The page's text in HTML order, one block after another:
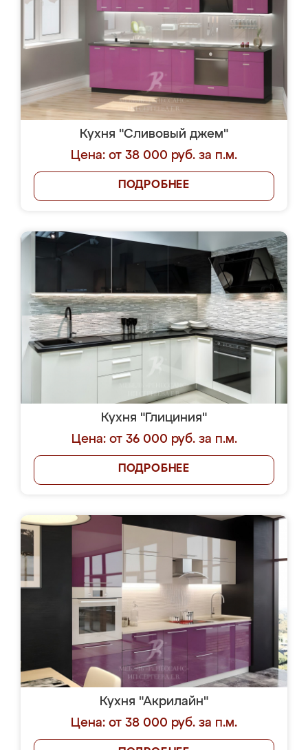
Кухня "Сливовый джем"
Цена: от 38 000 руб. за п.м.
ПОДРОБНЕЕ
Кухня "Глициния"
Цена: от 36 000 руб. за п.м.
ПОДРОБНЕЕ
Кухня "Акрилайн"
Цена: от 38 000 руб. за п.м.